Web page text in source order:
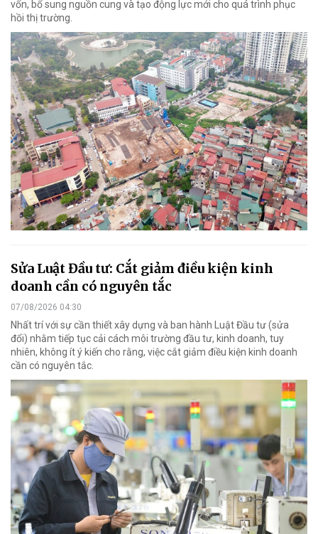
vốn, bổ sung nguồn cung và tạo động lực mới cho quá trình phục
hồi thị trường.
Sửa Luật Đầu tư: Cắt giảm điều kiện kinh
doanh cần có nguyên tắc
07/08/2026 04:30
Nhất trí với sự cần thiết xây dựng và ban hành Luật Đầu tư (sửa
đổi) nhằm tiếp tục cải cách môi trường đầu tư, kinh doanh, tuy
nhiên, không ít ý kiến cho rằng, việc cắt giảm điều kiện kinh doanh
cần có nguyên tắc.